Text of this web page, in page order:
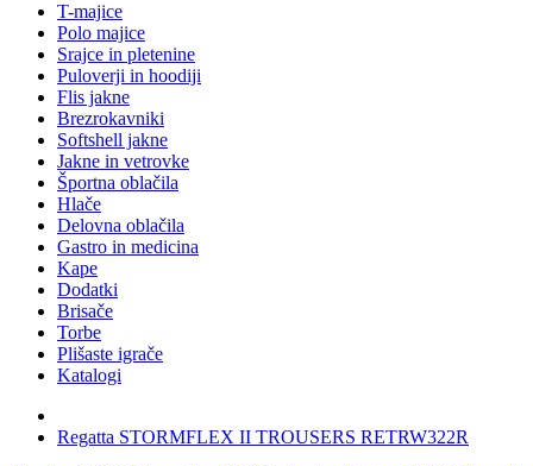
T-majice
Polo majice
Srajce in pletenine
Puloverji in hoodiji
Flis jakne
Brezrokavniki
Softshell jakne
Jakne in vetrovke
Športna oblačila
Hlače
Delovna oblačila
Gastro in medicina
Kape
Dodatki
Brisače
Torbe
Plišaste igrače
Katalogi
Regatta STORMFLEX II TROUSERS RETRW322R